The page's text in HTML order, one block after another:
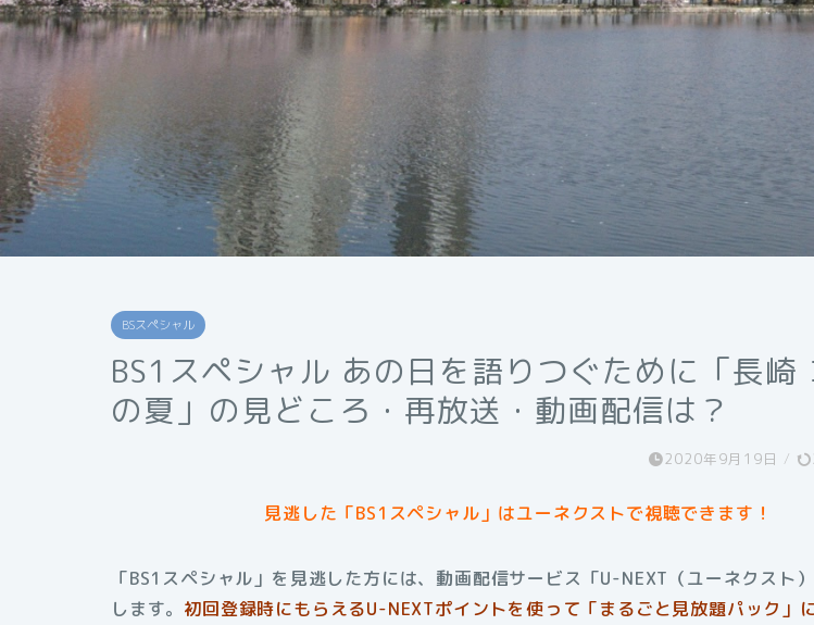
BSスペシャル
BS1スペシャル あの日を語りつぐために「長崎
の夏」の見どころ・再放送・動画配信は？
2020年9月19日 /
見逃した「BS1スペシャル」はユーネクストで視聴できます！
「BS1スペシャル」を見逃した方には、動画配信サービス「U-NEXT（ユーネクスト
します。 初回登録時にもらえるU-NEXTポイントを使って「まるごと見放題パック」に